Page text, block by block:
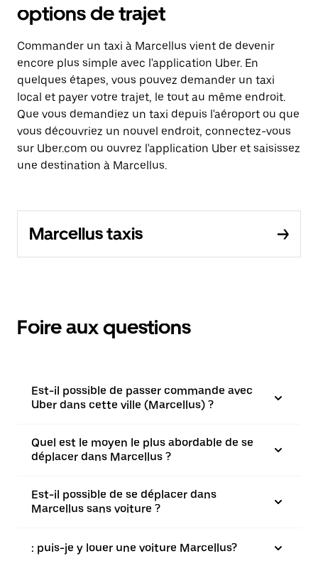
options de trajet
Commander un taxi à Marcellus vient de devenir
encore plus simple avec l'application Uber. En
quelques étapes, vous pouvez demander un taxi
local et payer votre trajet, le tout au même endroit.
Que vous demandiez un taxi depuis l'aéroport ou que
vous découvriez un nouvel endroit, connectez-vous
sur Uber.com ou ouvrez l'application Uber et saisissez
une destination à Marcellus.
Marcellus taxis
Foire aux questions
Est-il possible de passer commande avec
Uber dans cette ville (Marcellus) ?
Quel est le moyen le plus abordable de se
déplacer dans Marcellus ?
Est-il possible de se déplacer dans
Marcellus sans voiture ?
: puis-je y louer une voiture Marcellus?